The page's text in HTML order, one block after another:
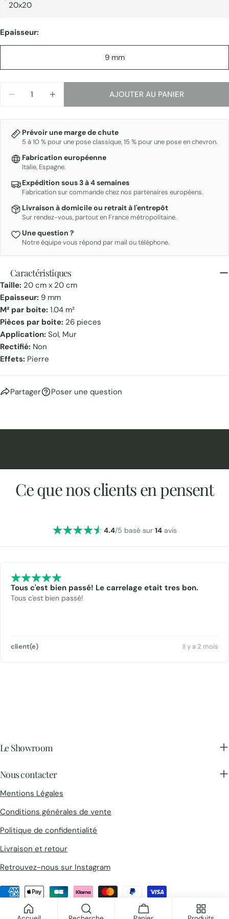
Epaisseur:
9 mm
AJOUTER AU PANIER
Prévoir une marge de chute
5 à 10 % pour une pose classique, 15 % pour une pose en chevron.
Fabrication européenne
Italie, Espagne.
Expédition sous 3 à 4 semaines
Fabrication sur commande chez nos partenaires européens.
Livraison à domicile ou retrait à l'entrepôt
Sur rendez-vous, partout en France métropolitaine.
Une question ?
Notre équipe vous répond par mail ou téléphone.
Caractéristiques
Taille: 20 cm x 20 cm
Epaisseur: 9 mm
M² par boite: 1.04 m²
Pièces par boite: 26 pieces
Application: Sol, Mur
Rectifié: Non
Effets: Pierre
Partager Poser une question
Ce que nos clients en pensent
4.4/5 basé sur 14avis
Tous c'est bien passé! Le carrelage etait tres bon.
Tous c'est bien passé!
client(e) Il y a 2 mois
Le Showroom
Nous contacter
Mentions Légales
Conditions générales de vente
Politique de confidentialité
Livraison et retour
Retrouvez-nous sur Instagram
© 2026Collections d'Architectes
Méthodes
payement